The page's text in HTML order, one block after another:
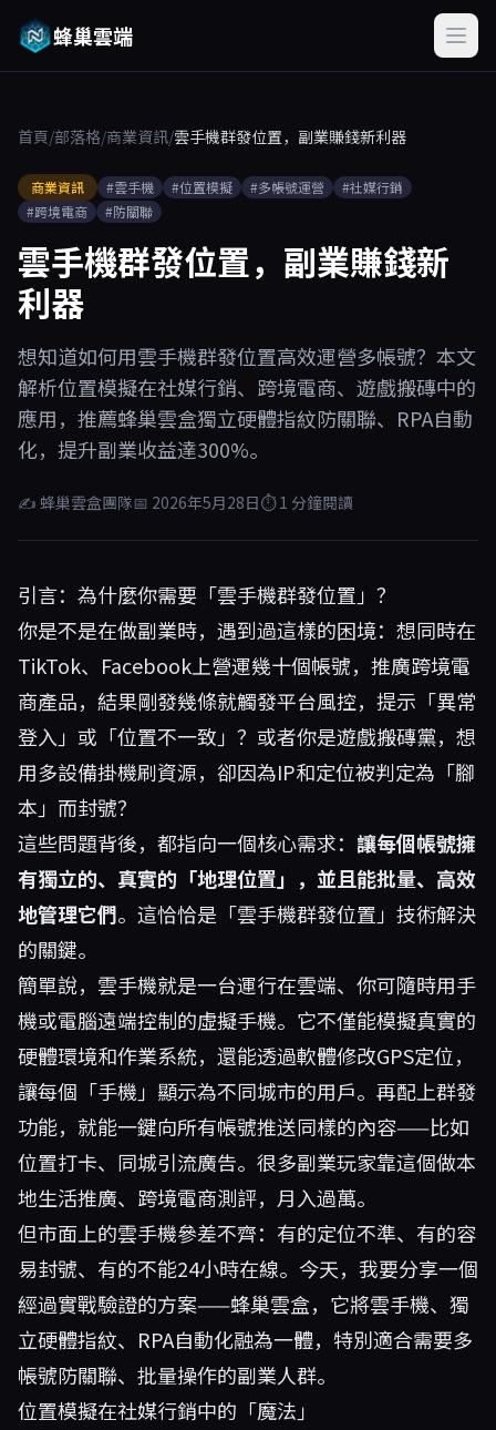
蜂巢雲端
首頁/部落格/商業資訊/雲手機群發位置，副業賺錢新利器
商業資訊 #雲手機 #位置模擬 #多帳號運營
#社媒行銷
#跨境電商
#防關聯
雲手機群發位置，副業賺錢新
利器
想知道如何用雲手機群發位置高效運營多帳號？本文
解析位置模擬在社媒行銷、跨境電商、遊戲搬磚中的
應用，推薦蜂巢雲盒獨立硬體指紋防關聯、RPA自動
化，提升副業收益達300%。
✍ 蜂巢雲盒團隊📅 2026年5月28日⏱ 1 分鐘閱讀
引言：為什麼你需要「雲手機群發位置」？
你是不是在做副業時，遇到過這樣的困境：想同時在
TikTok、Facebook上營運幾十個帳號，推廣跨境電
商產品，結果剛發幾條就觸發平台風控，提示「異常
登入」或「位置不一致」？或者你是遊戲搬磚黨，想
用多設備掛機刷資源，卻因為IP和定位被判定為「腳
本」而封號？
這些問題背後，都指向一個核心需求： 讓每個帳號擁
有獨立的、真實的「地理位置」，並且能批量、高效
地管理它們。這恰恰是「雲手機群發位置」技術解決
的關鍵。
簡單說，雲手機就是一台運行在雲端、你可隨時用手
機或電腦遠端控制的虛擬手機。它不僅能模擬真實的
硬體環境和作業系統，還能透過軟體修改GPS定位，
讓每個「手機」顯示為不同城市的用戶。再配上群發
功能，就能一鍵向所有帳號推送同樣的內容——比如
位置打卡、同城引流廣告。很多副業玩家靠這個做本
地生活推廣、跨境電商測評，月入過萬。
但市面上的雲手機參差不齊：有的定位不準、有的容
易封號、有的不能24小時在線。今天，我要分享一個
經過實戰驗證的方案——蜂巢雲盒，它將雲手機、獨
立硬體指紋、RPA自動化融為一體，特別適合需要多
帳號防關聯、批量操作的副業人群。
位置模擬在社媒行銷中的「魔法」